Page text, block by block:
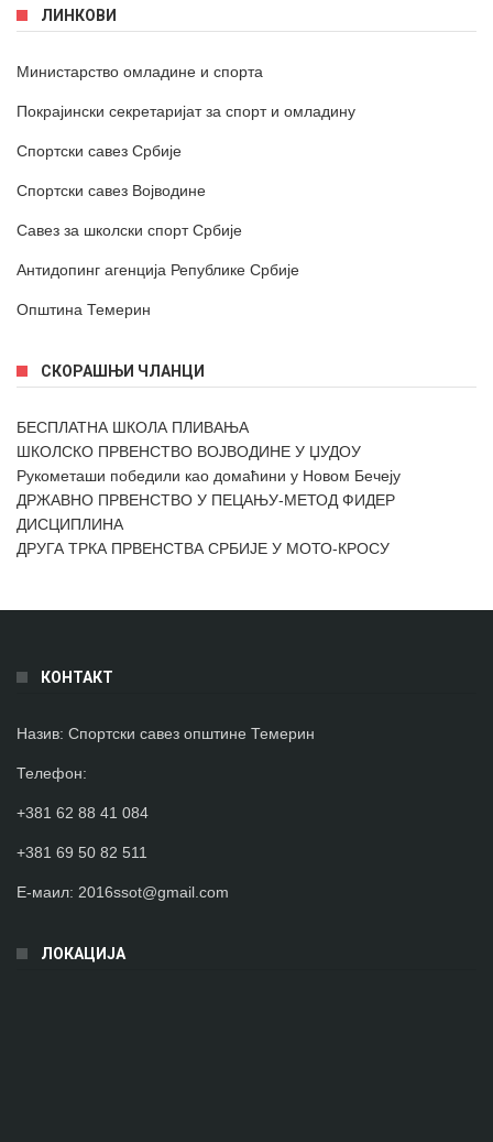
ЛИНКОВИ
Министарство омладине и спорта
Покрајински секретаријат за спорт и омладину
Спортски савез Србије
Спортски савез Војводине
Савез за школски спорт Србије
Антидопинг агенција Републике Србије
Општина Темерин
СКОРАШЊИ ЧЛАНЦИ
БЕСПЛАТНА ШКОЛА ПЛИВАЊА
ШКОЛСКО ПРВЕНСТВО ВОЈВОДИНЕ У ЏУДОУ
Рукометаши победили као домаћини у Новом Бечеју
ДРЖАВНО ПРВЕНСТВО У ПЕЦАЊУ-МЕТОД ФИДЕР
ДИСЦИПЛИНА
ДРУГА ТРКА ПРВЕНСТВА СРБИЈЕ У МОТО-КРОСУ
КОНТАКТ
Назив: Спортски савез општине Темерин
Телефон:
+381 62 88 41 084
+381 69 50 82 511
Е-маил: 2016ssot@gmail.com
ЛОКАЦИЈА